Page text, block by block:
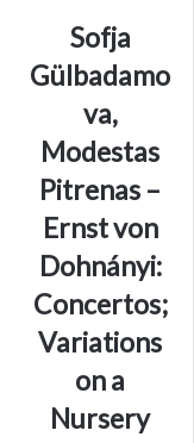
Sofja
Gülbadamo
va,
Modestas
Pitrenas –
Ernst von
Dohnányi:
Concertos;
Variations
on a
Nursery